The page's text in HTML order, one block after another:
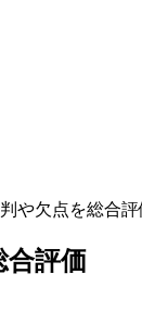
や欠点を総合評
合評価